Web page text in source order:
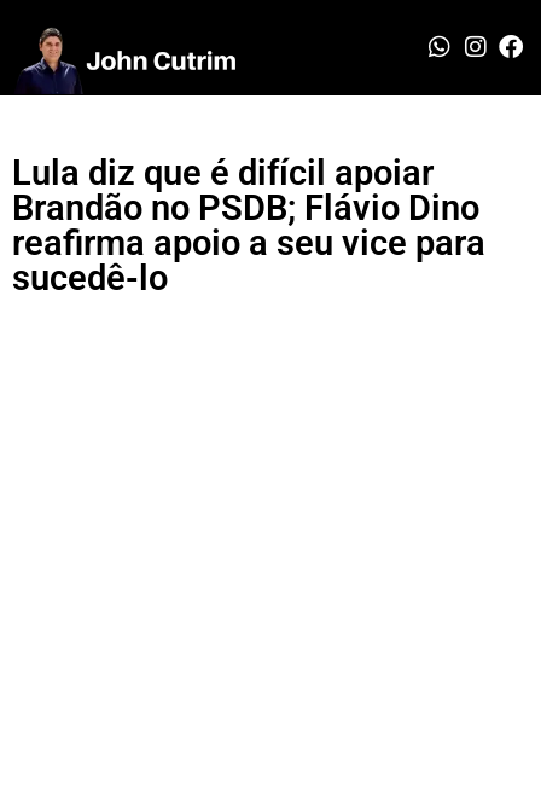
Lula diz que é difícil apoiar
Brandão no PSDB; Flávio Dino
reafirma apoio a seu vice para
sucedê-lo